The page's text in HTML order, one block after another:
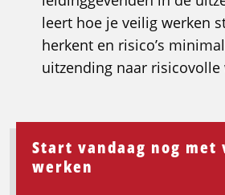
leert hoe je veilig werken
herkent en risico’s
uitzending naar risicovolle
Start vandaag nog met
werken